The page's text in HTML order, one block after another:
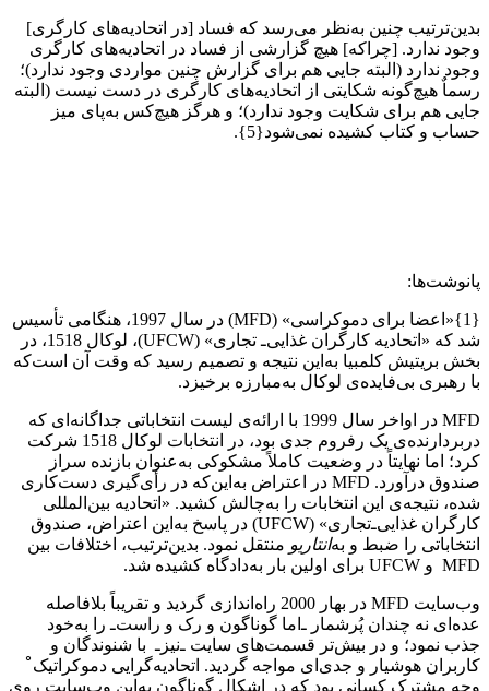
بدین‌ترتیب چنین به‌نظر می‌رسد که فساد [در اتحادیه‌های کارگری]
وجود ندارد. [چراکه] هیچ‌ گزارشی از فساد در اتحادیه‌های کارگری
وجود ندارد (البته جایی هم برای گزارش چنین مواردی وجود ندارد)؛
رسماٌ هیچ‌گونه شکایتی از اتحادیه‌های کارگری در دست نیست (البته
جایی هم برای شکایت وجود ندارد)؛ و هرگز هیچ‌کس به‌پای میز
حساب و کتاب کشیده نمی‌شود{5}.
پانوشت‌ها:
{1}«اعضا برای دموکراسی» (MFD) در سال 1997، هنگامی تأسیس
شد که «اتحادیه کارگران غذایی‌ـ‌ تجاری» (UFCW
)، لوکال 1518، در
بخش بریتیش کلمبیا به‌این نتیجه و تصمیم رسید که وقت آن است‌که
با رهبری بی‌فایده‌ی لوکال به‌مبارزه برخیزد.
MFD در اواخر سال 1999 با ارائه‌ی لیست انتخاباتی جداگانه‌ای که
دربردارنده‌ی یک رفروم جدی بود، در انتخابات لوکال 1518 شرکت
کرد؛ اما نهایتاً در وضعیت کاملاً مشکوکی به‌عنوان بازنده سراز
صندوق درآورد. MFD در اعتراض به‌این‌که در رأی‌‌گیری دست‌کاری
شده، نتیجه‌ی این انتخابات را به‌چالش کشید. «اتحادیه ‌بین‌المللی
کارگران غذایی‌ـ‌تجاری» (UFCW) در پاسخ به‌این اعتراض، صندوق
انتخاباتی را ضبط و به‌‌انتاریو منتقل نمود. بدین‌ترتیب، اختلافات بین
MFD و
UFCW برای اولین بار به‌دادگاه کشیده شد.
وب‌سایت MFD در بهار 2000 راه‌اندازی گردید و تقریباً بلافاصله
عده‌‌ای نه چندان پُرشمار ـ‌اما گوناگون و رک و راست‌ـ را به‌خود
جذب نمود؛ و در بیش‌تر قسمت‌های سایت ـ‌نیز‌ـ با شنوندگان و
کاربران هوشیار و جدی‌ای مواجه گردید. اتحادیه‌گرایی دموکراتیک̊
وجه مشترک کسانی‌ بود که در اشکال گوناگون به‌این وب‌سایت روی